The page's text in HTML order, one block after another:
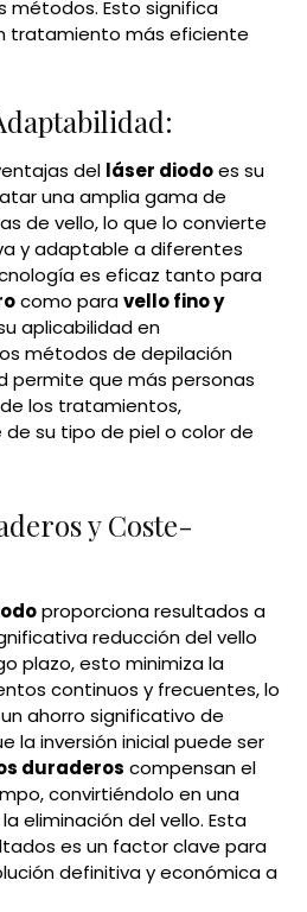
Esto significa
tratamiento más eficiente
del láser diodoes su
una amplia gama de
de vello, lo que lo convierte
y adaptable a diferentes
es eficaz tanto para
como paravello fino y
aplicabilidad en
métodos de depilación
permite que más personas
los tratamientos,
su tipo de piel o color de
y Coste-
proporciona resultados a
reducción del vello
plazo, esto minimiza la
continuos y frecuentes, lo
ahorro significativo de
la inversión inicial puede ser
duraderos compensan el
convirtiéndolo en una
eliminación del vello. Esta
es un factor clave para
definitiva y económica a